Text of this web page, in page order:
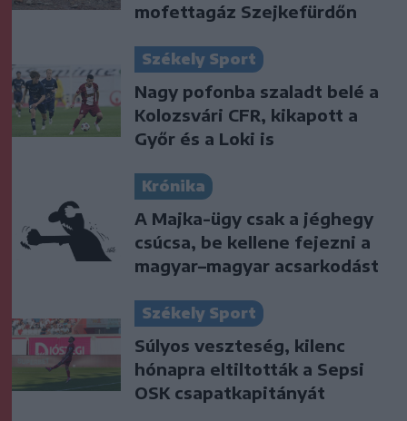
mofettagáz Szejkefürdőn
Székely Sport
Nagy pofonba szaladt belé a
Kolozsvári CFR, kikapott a
Győr és a Loki is
Krónika
A Majka-ügy csak a jéghegy
csúcsa, be kellene fejezni a
magyar–magyar acsarkodást
Székely Sport
Súlyos veszteség, kilenc
hónapra eltiltották a Sepsi
OSK csapatkapitányát